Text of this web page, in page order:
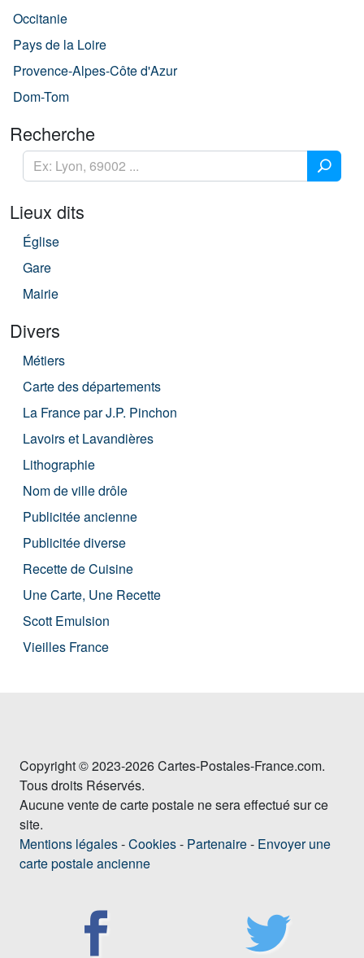
Occitanie
Pays de la Loire
Provence-Alpes-Côte d'Azur
Dom-Tom
Recherche
Lieux dits
Église
Gare
Mairie
Divers
Métiers
Carte des départements
La France par J.P. Pinchon
Lavoirs et Lavandières
Lithographie
Nom de ville drôle
Publicitée ancienne
Publicitée diverse
Recette de Cuisine
Une Carte, Une Recette
Scott Emulsion
Vieilles France
Copyright © 2023-2026 Cartes-Postales-France.com.
Tous droits Réservés.
Aucune vente de carte postale ne sera effectué sur ce
site.
Mentions légales-Cookies- Partenaire- Envoyer une
carte postale ancienne